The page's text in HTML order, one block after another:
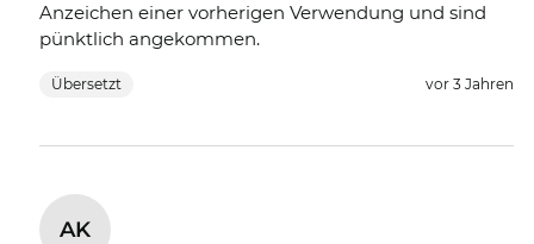
Anzeichen einer vorherigen Verwendung und sind
pünktlich angekommen.
Übersetzt vor 3 Jahren
AK